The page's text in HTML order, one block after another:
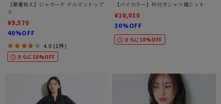
【華奢見え】ジャカード ドルマントップ
ス
¥9,570
40%OFF
4.0 (1件)
さらに10%OFF
【バイカラー】衿付きシャツ風ニット
¥10,010
30%OFF
さらに10%OFF